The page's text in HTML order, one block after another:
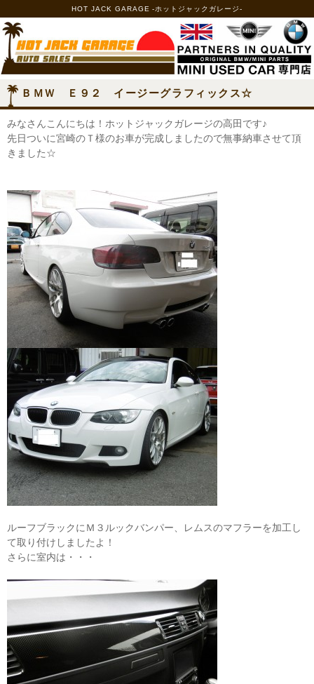
HOT JACK GARAGE -ホットジャックガレージ-
ＢＭＷ Ｅ９２ イージーグラフィックス☆
みなさんこんにちは！ホットジャックガレージの高田です♪
先日ついに宮崎のＴ様のお車が完成しましたので無事納車させて頂
きました☆
ルーフブラックにＭ３ルックバンパー、レムスのマフラーを加工し
て取り付けしましたよ！
さらに室内は・・・